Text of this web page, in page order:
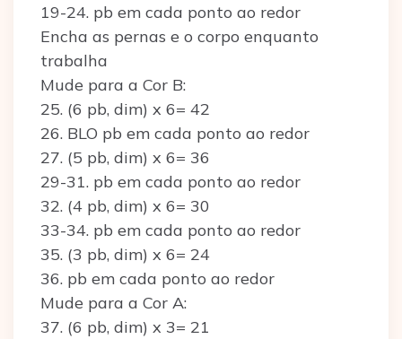
19-24. pb em cada ponto ao redor
Encha as pernas e o corpo enquanto
trabalha
Mude para a Cor B:
25. (6 pb, dim) x 6= 42
26. BLO pb em cada ponto ao redor
27. (5 pb, dim) x 6= 36
29-31. pb em cada ponto ao redor
32. (4 pb, dim) x 6= 30
33-34. pb em cada ponto ao redor
35. (3 pb, dim) x 6= 24
36. pb em cada ponto ao redor
Mude para a Cor A:
37. (6 pb, dim) x 3= 21